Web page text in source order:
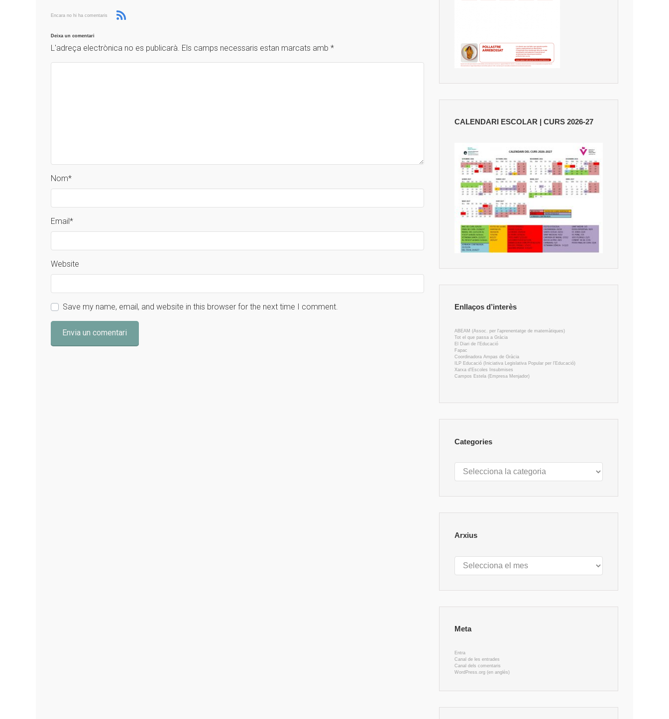
Encara no hi ha comentaris
Deixa un comentari
L'adreça electrònica no es publicarà. Els camps necessaris estan marcats amb *
Nom*
Email*
Website
Save my name, email, and website in this browser for the next time I comment.
CALENDARI ESCOLAR | CURS 2026-27
Enllaços d’interès
ABEAM (Assoc. per l'aprenentatge de matemàtiques)
Tot el que passa a Gràcia
El Diari de l'Educació
Fapac
Coordinadora Ampas de Gràcia
ILP Educació (Iniciativa Legislativa Popular per l'Educació)
Xarxa d'Escoles Insubmises
Campos Estela (Empresa Menjador)
Categories
Categories
Arxius
Arxius
Meta
Entra
Canal de les entrades
Canal dels comentaris
WordPress.org (en anglès)